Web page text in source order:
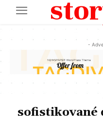
-
sofistikované